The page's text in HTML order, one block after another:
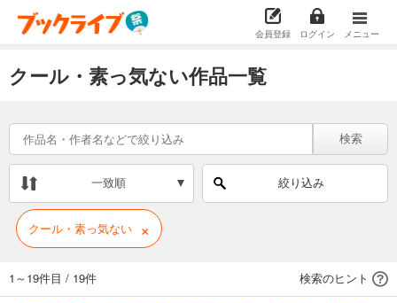
会員登録 ログイン メニュー
クール・素っ気ない作品一覧
検索
一致順 絞り込み
クール・素っ気ない ×
1～19件目 / 19件 検索のヒント